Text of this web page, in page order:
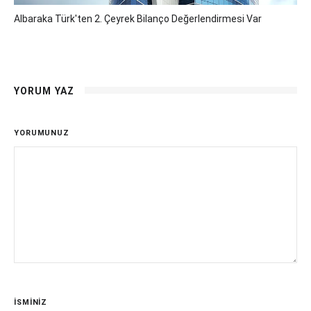
Albaraka Türk'ten 2. Çeyrek Bilanço Değerlendirmesi Var
YORUM YAZ
YORUMUNUZ
İSMİNİZ